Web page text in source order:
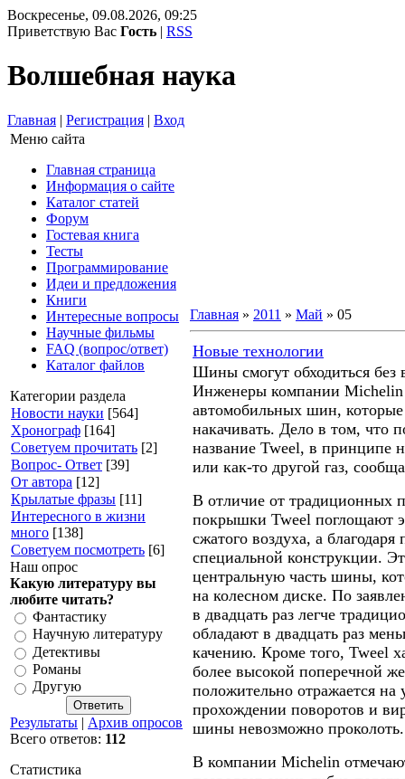
Воскресенье, 09.08.2026, 09:25
Приветствую Вас Гость | RSS
Волшебная наука
Главная | Регистрация | Вход
Меню сайта
Главная страница
Информация о сайте
Каталог статей
Форум
Гостевая книга
Тесты
Программирование
Идеи и предложения
Книги
Интересные вопросы
Научные фильмы
FAQ (вопрос/ответ)
Каталог файлов
Категории раздела
Новости науки [564]
Хронограф [164]
Советуем прочитать [2]
Вопрос- Ответ [39]
От автора [12]
Крылатые фразы [11]
Интересного в жизни
много [138]
Советуем посмотреть [6]
Наш опрос
Какую литературу вы
любите читать?
Фантастику
Научную литературу
Детективы
Романы
Другую
Результаты | Архив опросов
Всего ответов: 112
Статистика
Главная » 2011 » Май » 05
Новые технологии
Шины смогут обходиться без
Инженеры компании Michelin
автомобильных шин, которые
накачивать. Дело в том, что
название Tweel, в принципе
или как-то другой газ,
В отличие от традиционных
покрышки Tweel поглощают
сжатого воздуха, а
специальной конструкции.
центральную часть шины,
на колесном диске. По
в двадцать раз легче
обладают в двадцать раз
качению. Кроме того, Tweel
более высокой поперечной
положительно отражается на
прохождении поворотов и
шины невозможно проколоть.
В компании Michelin